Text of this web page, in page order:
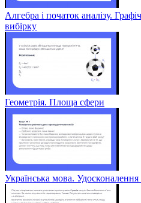
Алгебра і початок аналізу.
вибірку
Геометрія. Площа сфери
Українська мова. Удосконалення